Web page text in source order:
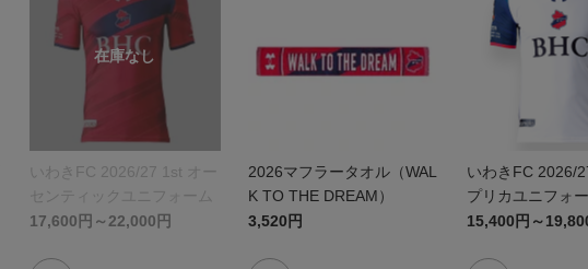
いわきFC 2026/27 1st オー
センティックユニフォーム
17,600円～22,000円
2026マフラータオル（WAL
K TO THE DREAM）
3,520円
いわきFC 2026/
プリカユニフォ
15,400円～